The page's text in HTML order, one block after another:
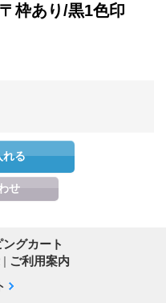
枠あり/黒1色印
グカート
| ご利用案内